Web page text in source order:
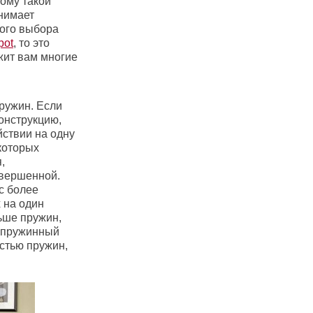
выбора
, то это
вам многие
Если
на одну
более
на один
пружин,
пружинный
пружин,